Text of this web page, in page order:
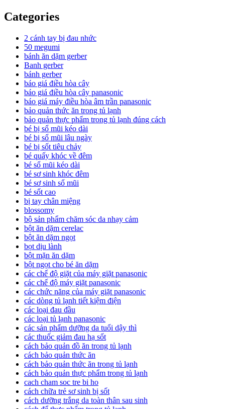
Categories
2 cánh tay bị đau nhức
50 megumi
bánh ăn dặm gerber
Banh gerber
bánh gerber
báo giá điều hòa cây
báo giá điều hòa cây panasonic
báo giá máy điều hòa âm trần panasonic
bảo quản thức ăn trong tủ lạnh
bảo quản thực phẩm trong tủ lạnh đúng cách
bé bị sổ mũi kéo dài
bé bị sổ mũi lâu ngày
bé bị sốt tiêu chảy
bé quấy khóc về đêm
bé sổ mũi kéo dài
bé sơ sinh khóc đêm
bé sơ sinh sổ mũi
bé sốt cao
bị tay chân miệng
blossomy
bộ sản phẩm chăm sóc da nhạy cảm
bột ăn dặm cerelac
bột ăn dặm ngọt
bọt dịu lành
bột mặn ăn dặm
bột ngọt cho bé ăn dặm
các chế độ giặt của máy giặt panasonic
các chế độ máy giặt panasonic
các chức năng của máy giặt panasonic
các dòng tủ lạnh tiết kiệm điện
các loại đau đầu
các loại tủ lạnh panasonic
các sản phẩm dưỡng da tuổi dậy thì
các thuốc giảm đau hạ sốt
cách bảo quản đồ ăn trong tủ lạnh
cách bảo quản thức ăn
cách bảo quản thức ăn trong tủ lạnh
cách bảo quản thực phẩm trong tủ lạnh
cach cham soc tre bi ho
cách chữa trẻ sơ sinh bị sốt
cách dưỡng trắng da toàn thân sau sinh